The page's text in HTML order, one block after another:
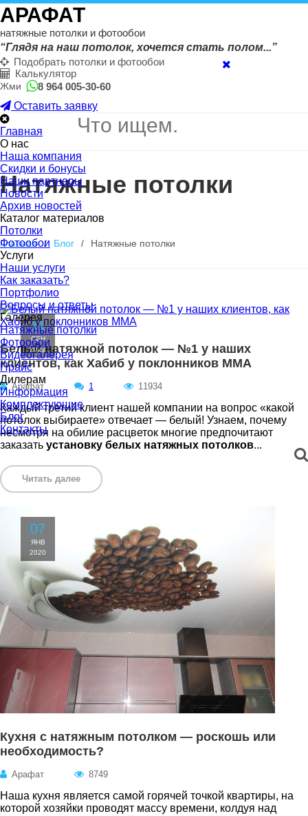
АРАФАТ
натяжные потолки и фотообои
“Глядя на наш потолок, хочется стать полом...”
Подобрать потолки и фотообои
Калькулятор
Жми
8 964 005-30-60
Оставить заявку
Главная
О нас
Наша компания
Скидки и бонусы
Наши партнеры
Новости
Архив новостей
Каталог материалов
Потолки
Фотообои
Услуги
Наши услуги
Как заказать?
Портфолио
Вопросы и ответы
Галерея
Натяжные потолки
Фотообои
Видеогалерея
Прайс
Дилерам
Информация
Комплектующие
Блог
Контакты
Натяжные потолки
Главная / Блог / Натяжные потолки
11
СЕН
2022
Белый натяжной потолок — №1 у наших
клиентов, как Хабиб у поклонников ММА
Арафат 1 11934
Каждый третий клиент нашей компании на вопрос «какой
потолок выбираете» отвечает — белый! Узнаем, почему
несмотря на обилие расцветок многие предпочитают
заказать установку белых натяжных потолков...
Читать далее
07
ЯНВ
2020
Кухня с натяжным потолком — роскошь или
необходимость?
Арафат 8749
Наша кухня является самой горячей точкой квартиры, на
которой хозяйки проводят массу времени, колдуя над